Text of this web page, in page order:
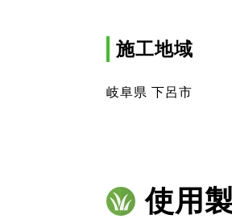
施工地域
岐阜県 下呂市
使用